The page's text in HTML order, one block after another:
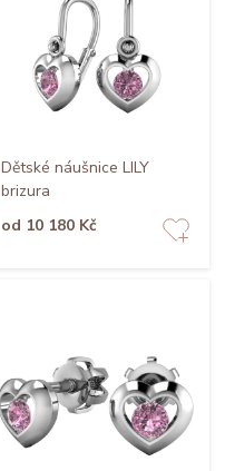
Dětské náušnice LILY
brizura
od 10 180 Kč